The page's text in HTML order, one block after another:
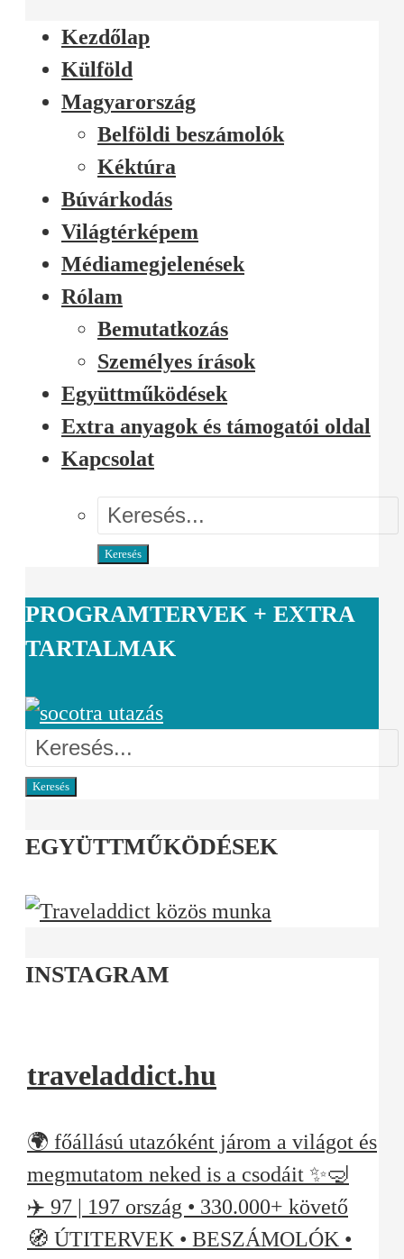
Kezdőlap
Külföld
Magyarország
Belföldi beszámolók
Kéktúra
Búvárkodás
Világtérképem
Médiamegjelenések
Rólam
Bemutatkozás
Személyes írások
Együttműködések
Extra anyagok és támogatói oldal
Kapcsolat
Keresés
PROGRAMTERVEK + EXTRA
TARTALMAK
Keresés
EGYÜTTMŰKÖDÉSEK
INSTAGRAM
traveladdict.hu
🌍 főállású utazóként járom a világot és
megmutatom neked is a csodáit ✨🤿
✈️ 97 | 197 ország • 330.000+ követő
🧭 ÚTITERVEK • BESZÁMOLÓK •